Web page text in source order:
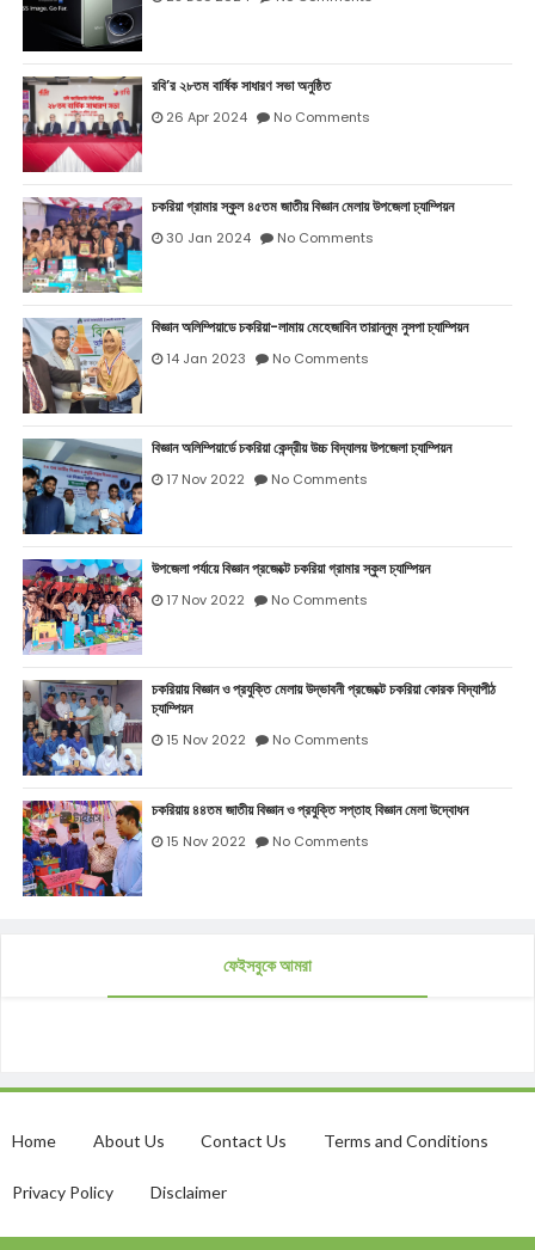
রবি’র ২৮তম বার্ষিক সাধারণ সভা অনুষ্ঠিত
26 Apr 2024 No Comments
চকরিয়া গ্রামার স্কুল ৪৫তম জাতীয় বিজ্ঞান মেলায় উপজেলা চ্যাম্পিয়ন
30 Jan 2024 No Comments
বিজ্ঞান অলিম্পিয়াডে চকরিয়া-লামায় মেহেজাবিন তারান্নুম নুসপা চ্যাম্পিয়ন
14 Jan 2023 No Comments
বিজ্ঞান অলিম্পিয়ার্ডে চকরিয়া কেন্দ্রীয় উচ্চ বিদ্যালয় উপজেলা চ্যাম্পিয়ন
17 Nov 2022 No Comments
উপজেলা পর্যায়ে বিজ্ঞান প্রজেক্টে চকরিয়া গ্রামার স্কুল চ্যাম্পিয়ন
17 Nov 2022 No Comments
চকরিয়ায় বিজ্ঞান ও প্রযুক্তি মেলায় উদ্ভাবনী প্রজেক্টে চকরিয়া কোরক বিদ্যাপীঠ
চ্যাম্পিয়ন
15 Nov 2022 No Comments
চকরিয়ায় ৪৪তম জাতীয় বিজ্ঞান ও প্রযুক্তি সপ্তাহ বিজ্ঞান মেলা উদ্বোধন
15 Nov 2022 No Comments
ফেইসবুকে আমরা
Home About Us Contact Us Terms and Conditions
Privacy Policy Disclaimer